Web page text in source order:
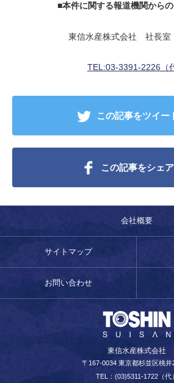
■本件に関する報道機関から
東信水産株式会社 社長
TEL:03-3391-2226（
この記事をツイー
この記事をシェ
会社概要
サイトマップ
お問い合わせ
東信水産株式会社
〒167-0034 東京都杉並区桃井
TEL：(03)5311-1722（代）